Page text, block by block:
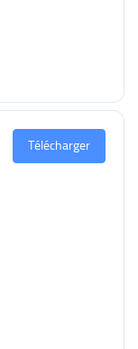
Télécharger